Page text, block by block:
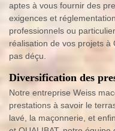
aptes à vous fournir des
exigences et
professionnels ou
réalisation de vos projets
pas déçu.
Diversification des
Notre entreprise Weiss
prestations à savoir le
lavé, la maçonnerie, et